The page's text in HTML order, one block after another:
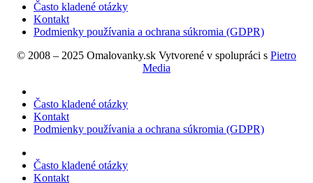
Často kladené otázky
Kontakt
Podmienky používania a ochrana súkromia (GDPR)
© 2008 – 2025 Omalovanky.sk Vytvorené v spolupráci s Pietro
Media
Často kladené otázky
Kontakt
Podmienky používania a ochrana súkromia (GDPR)
Často kladené otázky
Kontakt